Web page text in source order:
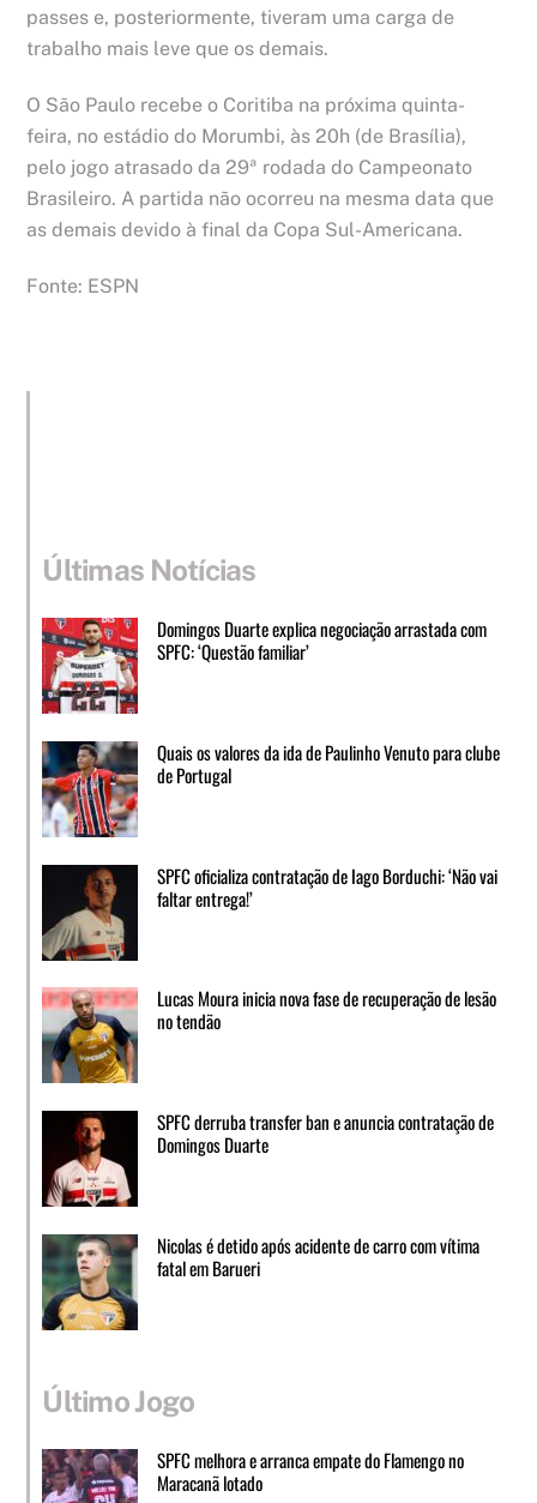
passes e, posteriormente, tiveram uma carga de
trabalho mais leve que os demais.
O São Paulo recebe o Coritiba na próxima quinta-
feira, no estádio do Morumbi, às 20h (de Brasília),
pelo jogo atrasado da 29ª rodada do Campeonato
Brasileiro. A partida não ocorreu na mesma data que
as demais devido à final da Copa Sul-Americana.
Fonte: ESPN
Últimas Notícias
Domingos Duarte explica negociação arrastada com
SPFC: ‘Questão familiar’
Quais os valores da ida de Paulinho Venuto para clube
de Portugal
SPFC oficializa contratação de Iago Borduchi: ‘Não vai
faltar entrega!’
Lucas Moura inicia nova fase de recuperação de lesão
no tendão
SPFC derruba transfer ban e anuncia contratação de
Domingos Duarte
Nicolas é detido após acidente de carro com vítima
fatal em Barueri
Último Jogo
SPFC melhora e arranca empate do Flamengo no
Maracanã lotado